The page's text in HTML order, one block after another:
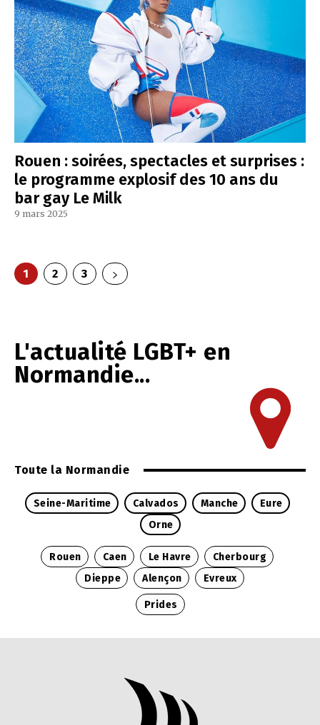
Rouen : soirées, spectacles et surprises :
le programme explosif des 10 ans du
bar gay Le Milk
9 mars 2025
1 2 3
L'actualité LGBT+ en
Normandie...
Toute la Normandie
Seine-Maritime Calvados Manche
Eure
Orne
Rouen Caen Le Havre
Cherbourg
Dieppe
Alençon Evreux
Prides